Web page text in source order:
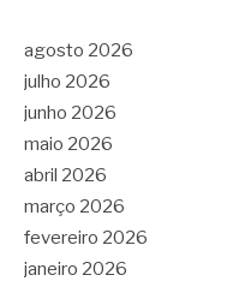
agosto 2026
julho 2026
junho 2026
maio 2026
abril 2026
março 2026
fevereiro 2026
janeiro 2026